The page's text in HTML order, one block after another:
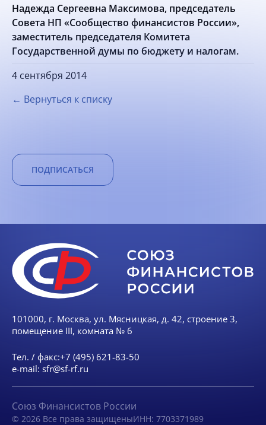
Надежда Сергеевна Максимова, председатель
Совета НП «Сообщество финансистов России»,
заместитель председателя Комитета
Государственной думы по бюджету и налогам.
4 сентября 2014
← Вернуться к списку
ПОДПИСАТЬСЯ
101000, г. Москва, ул. Мясницкая, д. 42, строение 3,
помещение III, комната № 6
Тел. / факс:+7 (495) 621-83-50
e-mail: sfr@sf-rf.ru
Союз Финансистов России
© 2026 Все права защищеныИНН: 7703371989